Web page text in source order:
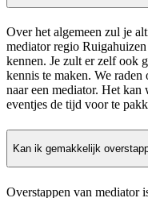
Over het algemeen zul je
mediator regio
kennen. Je zult er zelf ook
kennis te maken. We raden
naar een mediator. Het kan
eventjes de tijd voor te
Kan ik gemakkelijk
Overstappen van mediator